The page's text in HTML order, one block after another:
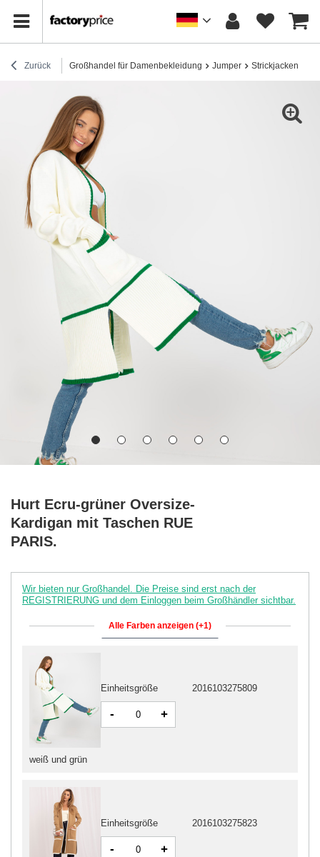
Zurück Großhandel für Damenbekleidung Jumper Strickjacken
Hurt Ecru-grüner Oversize-
Kardigan mit Taschen RUE
PARIS.
Wir bieten nur Großhandel. Die Preise sind erst nach der
REGISTRIERUNG und dem Einloggen beim Großhändler sichtbar.
Alle Farben anzeigen (+1)
Einheitsgröße 2016103275823
- +
weiß und grün
Einheitsgröße 2016103275809
- +